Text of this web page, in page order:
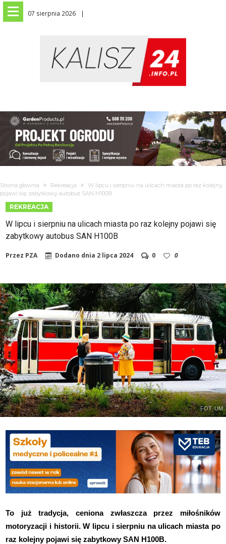
07 sierpnia 2026
Strona główna Rekreacja
W lipcu i sierpniu na ulicach miasta po raz kolejny
pojawi się zabytkowy autobus SAN H100B
REKREACJA
W lipcu i sierpniu na ulicach miasta po raz kolejny pojawi się
zabytkowy autobus SAN H100B
Przez PZA Dodano dnia 2 lipca 2024 0 0
FOT. UM
To już tradycja, ceniona zwłaszcza przez miłośników
motoryzacji i historii. W lipcu i sierpniu na ulicach miasta po
raz kolejny pojawi się zabytkowy SAN H100B.